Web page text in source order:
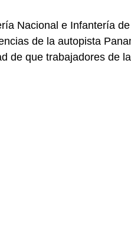
Nacional e Infantería
de la autopista
de que trabajadores de